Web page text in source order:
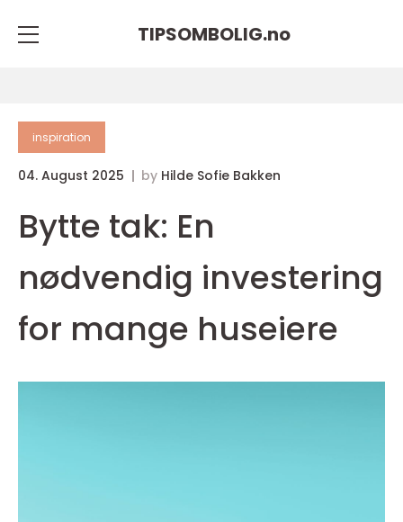
TIPSOMBOLIG.no
inspiration
04. August 2025 by Hilde Sofie Bakken
Bytte tak: En
nødvendig investering
for mange huseiere